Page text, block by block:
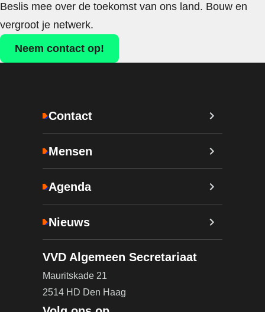
Beslis mee over de toekomst van ons land. Bouw en
vergroot je netwerk.
Neem contact op!
Contact
Mensen
Agenda
Nieuws
VVD Algemeen Secretariaat
Mauritskade 21
2514 HD Den Haag